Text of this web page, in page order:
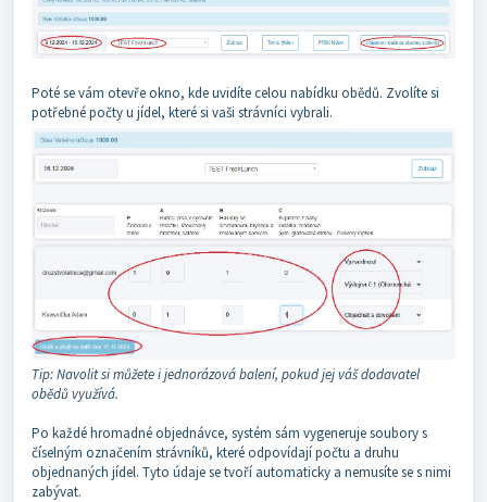
Poté se vám otevře okno, kde uvidíte celou nabídku obědů. Zvolíte si
potřebné počty u jídel, které si vaši strávníci vybrali.
Tip: Navolit si můžete i jednorázová balení, pokud jej váš dodavatel
obědů využívá.
Po každé hromadné objednávce, systém sám vygeneruje soubory s
číselným označením strávníků, které odpovídají počtu a druhu
objednaných jídel. Tyto údaje se tvoří automaticky a nemusíte se s nimi
zabývat.